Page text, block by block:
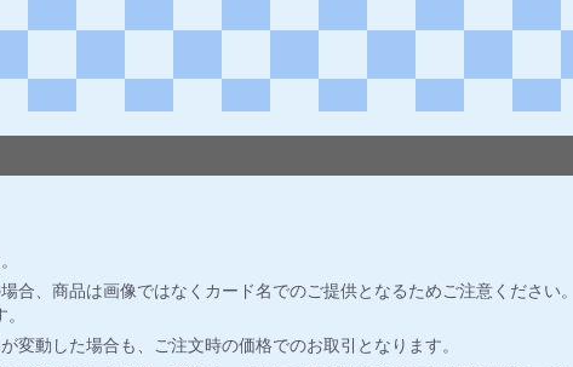
、商品は画像ではなくカード名でのご提供となるためご注意ください
動した場合も、ご注文時の価格でのお取引となります。